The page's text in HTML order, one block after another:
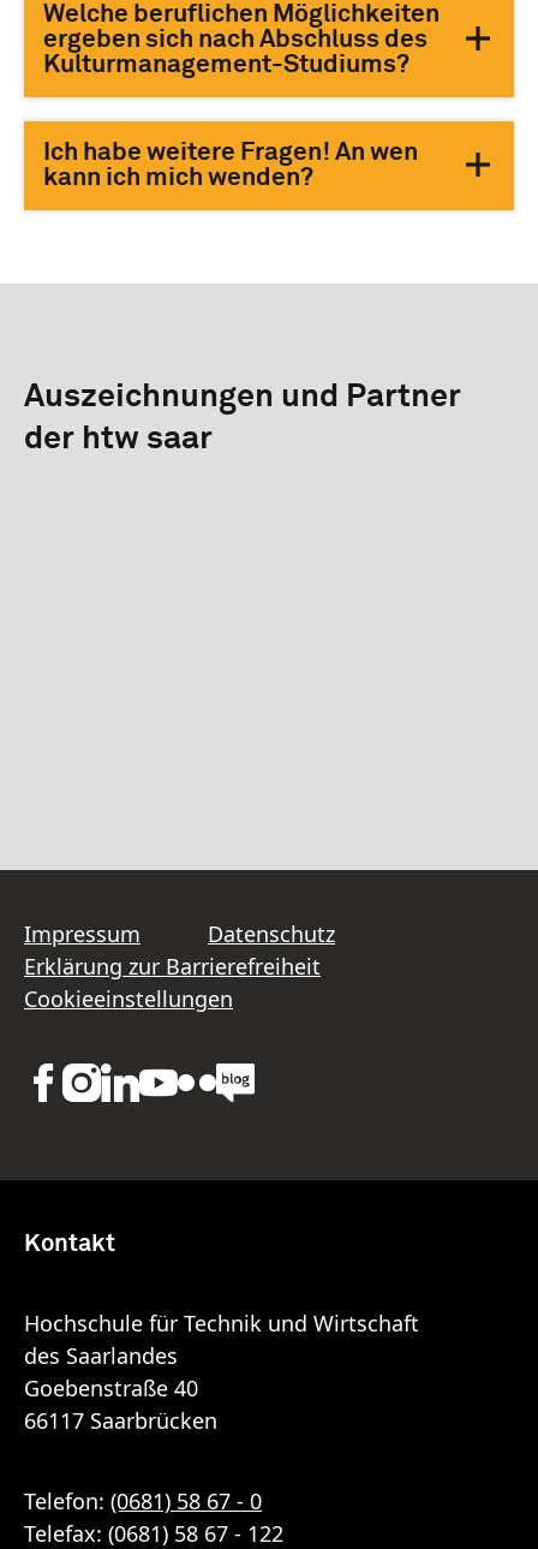
Welche beruflichen Möglichkeiten
ergeben sich nach Abschluss des
Kulturmanagement-Studiums?
Ich habe weitere Fragen! An wen
kann ich mich wenden?
Auszeichnungen und Partner
der htw saar
Impressum
Datenschutz
Erklärung zur Barrierefreiheit
Cookieeinstellungen
Kontakt
Hochschule für Technik und Wirtschaft
des Saarlandes
Goebenstraße 40
66117 Saarbrücken
Telefon: (0681) 58 67 - 0
Telefax: (0681) 58 67 - 122